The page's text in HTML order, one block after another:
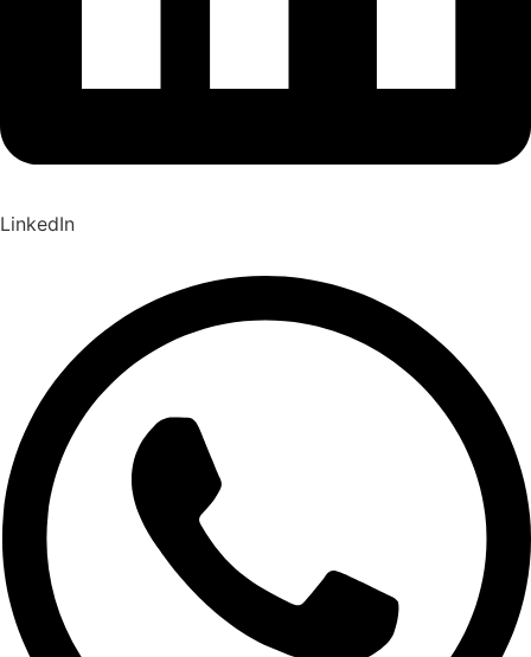
LinkedIn